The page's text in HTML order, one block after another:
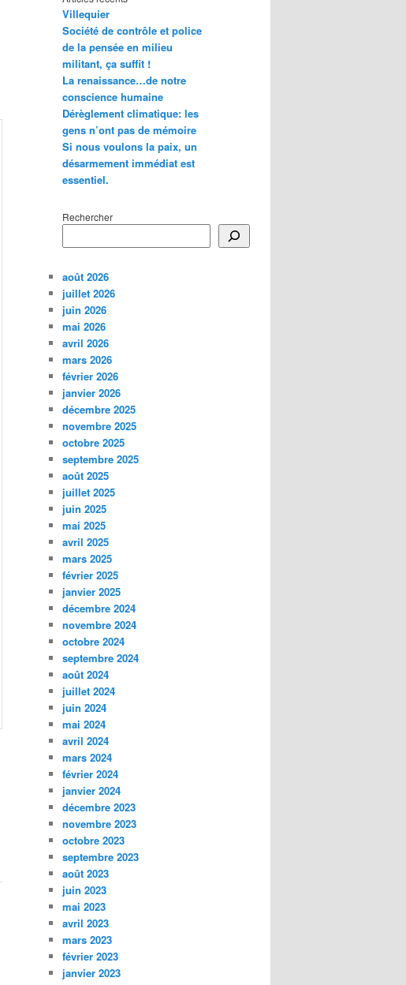
Villequier
Société de contrôle et police
de la pensée en milieu
militant, ça suffit !
La renaissance…de notre
conscience humaine
Dérèglement climatique: les
gens n’ont pas de mémoire
Si nous voulons la paix, un
désarmement immédiat est
essentiel.
Rechercher
août 2026
juillet 2026
juin 2026
mai 2026
avril 2026
mars 2026
février 2026
janvier 2026
décembre 2025
novembre 2025
octobre 2025
septembre 2025
août 2025
juillet 2025
juin 2025
mai 2025
avril 2025
mars 2025
février 2025
janvier 2025
décembre 2024
novembre 2024
octobre 2024
septembre 2024
août 2024
juillet 2024
juin 2024
mai 2024
avril 2024
mars 2024
février 2024
janvier 2024
décembre 2023
novembre 2023
octobre 2023
septembre 2023
août 2023
juin 2023
mai 2023
avril 2023
mars 2023
février 2023
janvier 2023